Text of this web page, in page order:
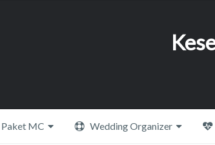
Paket MC Wedding Organizer